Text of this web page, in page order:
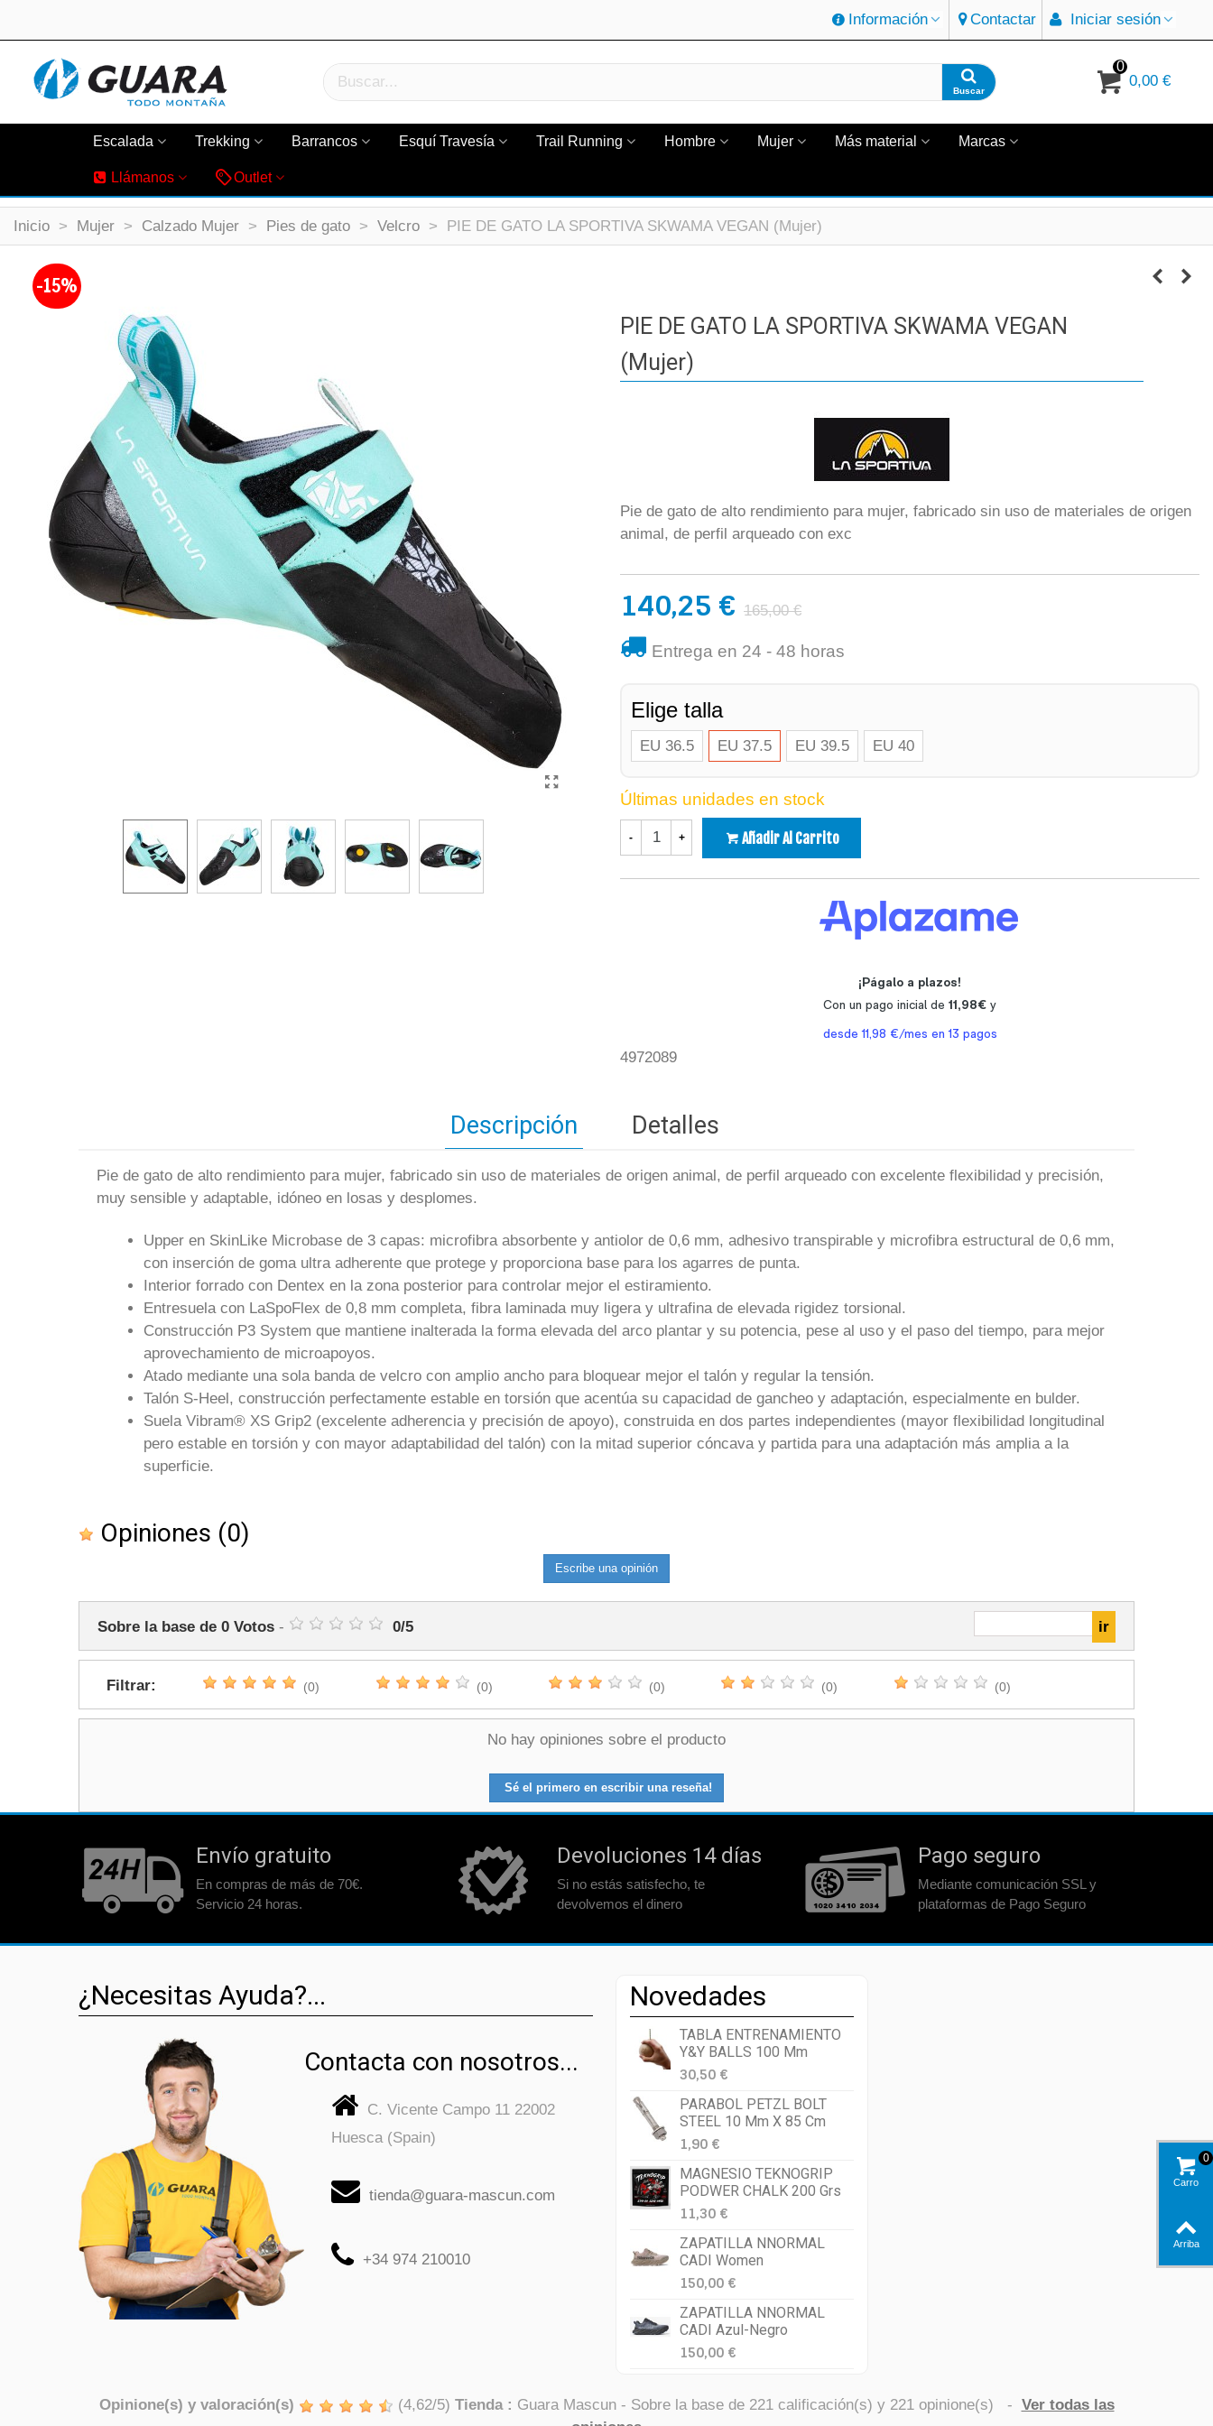
Información Contactar Iniciar sesión
Buscar
0
0,00 €
Escalada Trekking Barrancos Esquí Travesía Trail Running Hombre Mujer Más material Marcas
Llámanos Outlet
Inicio > Mujer > Calzado Mujer > Pies de gato > Velcro > PIE DE GATO LA SPORTIVA SKWAMA VEGAN (Mujer)
-15%
PIE DE GATO LA SPORTIVA SKWAMA VEGAN
(Mujer)
Pie de gato de alto rendimiento para mujer, fabricado sin uso de materiales de origen
animal, de perfil arqueado con exc
140,25 € 165,00 €
Entrega en 24 - 48 horas
Elige talla
EU 36.5 EU 37.5 EU 39.5 EU 40
Últimas unidades en stock
- + Añadir Al Carrito
4972089
Descripción Detalles
Pie de gato de alto rendimiento para mujer, fabricado sin uso de materiales de origen animal, de perfil arqueado con excelente flexibilidad y precisión,
muy sensible y adaptable, idóneo en losas y desplomes.
Upper en SkinLike Microbase de 3 capas: microfibra absorbente y antiolor de 0,6 mm, adhesivo transpirable y microfibra estructural de 0,6 mm,
con inserción de goma ultra adherente que protege y proporciona base para los agarres de punta.
Interior forrado con Dentex en la zona posterior para controlar mejor el estiramiento.
Entresuela con LaSpoFlex de 0,8 mm completa, fibra laminada muy ligera y ultrafina de elevada rigidez torsional.
Construcción P3 System que mantiene inalterada la forma elevada del arco plantar y su potencia, pese al uso y el paso del tiempo, para mejor
aprovechamiento de microapoyos.
Atado mediante una sola banda de velcro con amplio ancho para bloquear mejor el talón y regular la tensión.
Talón S-Heel, construcción perfectamente estable en torsión que acentúa su capacidad de gancheo y adaptación, especialmente en bulder.
Suela Vibram® XS Grip2 (excelente adherencia y precisión de apoyo), construida en dos partes independientes (mayor flexibilidad longitudinal
pero estable en torsión y con mayor adaptabilidad del talón) con la mitad superior cóncava y partida para una adaptación más amplia a la
superficie.
Opiniones (0)
Escribe una opinión
Sobre la base de 0 Votos - 0/5
Filtrar: (0) (0) (0) (0) (0)
No hay opiniones sobre el producto
Sé el primero en escribir una reseña!
Envío gratuito
En compras de más de 70€.
Servicio 24 horas.
Devoluciones 14 días
Si no estás satisfecho, te
devolvemos el dinero
Pago seguro
Mediante comunicación SSL y
plataformas de Pago Seguro
¿Necesitas Ayuda?...
Contacta con nosotros...
C. Vicente Campo 11 22002
Huesca (Spain)
tienda@guara-mascun.com
+34 974 210010
Novedades
TABLA ENTRENAMIENTO
Y&Y BALLS 100 Mm
30,50 €
PARABOL PETZL BOLT
STEEL 10 Mm X 85 Cm
1,90 €
MAGNESIO TEKNOGRIP
PODWER CHALK 200 Grs
11,30 €
ZAPATILLA NNORMAL
CADI Women
150,00 €
ZAPATILLA NNORMAL
CADI Azul-Negro
150,00 €
Opinione(s) y valoración(s) (4,62/5) Tienda : Guara Mascun- Sobre la base de 221calificación(s) y 221opinione(s) - Ver todas las
Carro
0
Arriba